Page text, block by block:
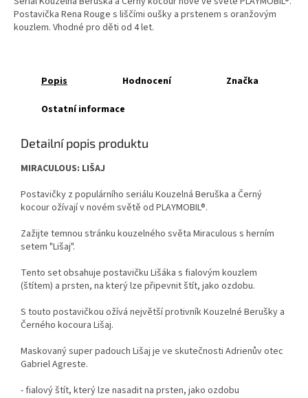
Postavička Rena Rouge s liščími oušky a prstenem s oranžovým
kouzlem. Vhodné pro děti od 4 let.
Popis Hodnocení Značka
Ostatní informace
Detailní popis produktu
MIRACULOUS: LIŠAJ
Postavičky z populárního seriálu Kouzelná Beruška a Černý
kocour ožívají v novém světě od PLAYMOBIL®.
Zažijte temnou stránku kouzelného světa Miraculous s herním
setem "Lišaj".
Tento set obsahuje postavičku Lišáka s fialovým kouzlem
(štítem) a prsten, na který lze připevnit štít, jako ozdobu.
S touto postavičkou ožívá největší protivník Kouzelné Berušky a
Černého kocoura Lišaj.
Maskovaný super padouch Lišaj je ve skutečnosti Adrienův otec
Gabriel Agreste.
- fialový štít, který lze nasadit na prsten, jako ozdobu